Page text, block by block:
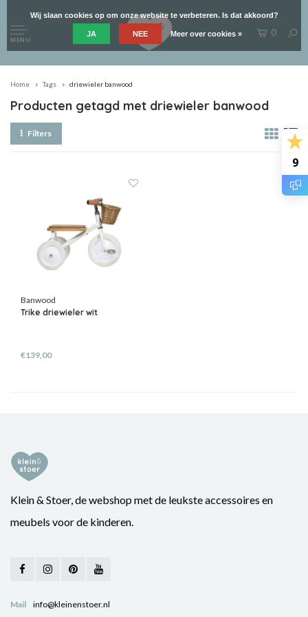
9
MENU
0
Home Tags driewieler banwood
Producten getagd met driewieler banwood
Filters
Banwood
Trike driewieler wit
€139,00
Klein & Stoer, de webshop met de leukste accessoires en
meubels voor de kinderen.
Mail info@kleinenstoer.nl
Wij slaan cookies op om onze website te verbeteren. Is dat akkoord?
JA NEE Meer over cookies »